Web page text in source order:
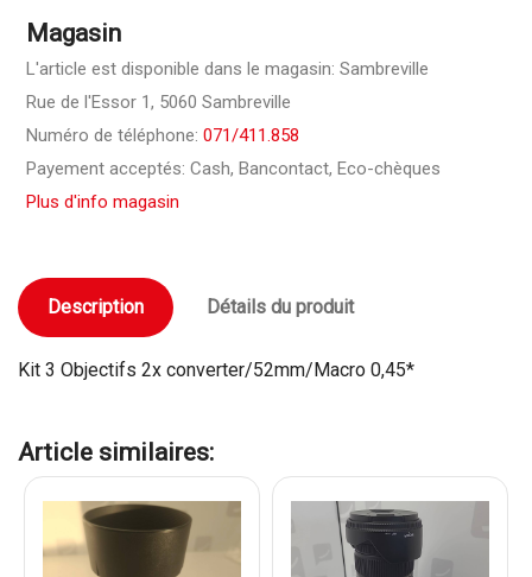
Magasin
L'article est disponible dans le magasin: Sambreville
Rue de l'Essor 1, 5060 Sambreville
Numéro de téléphone:071/411.858
Payement acceptés: Cash, Bancontact, Eco-chèques
Plus d'info magasin
Description Détails du produit
Kit 3 Objectifs 2x converter/52mm/Macro 0,45*
Article similaires: